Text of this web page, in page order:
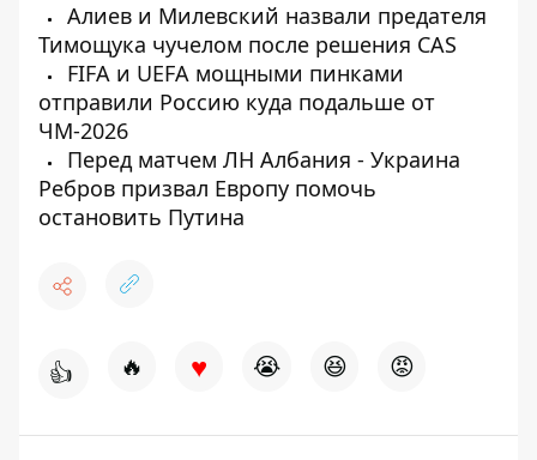
Алиев и Милевский назвали предателя
Тимощука чучелом после решения CAS
FIFA и UEFA мощными пинками
отправили Россию куда подальше от
ЧМ-2026
Перед матчем ЛН Албания - Украина
Ребров призвал Европу помочь
остановить Путина
👍 🔥 ♥ 😭 😆 😡